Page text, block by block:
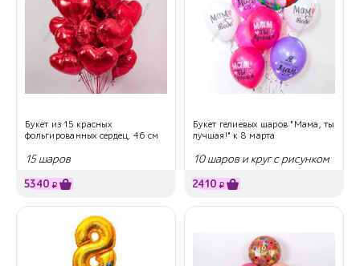
Букет из 15 красных
фольгированных сердец, 46 см
15 шаров
5340 ₽
Букет гелиевых шаров "Мама, ты
лучшая!" к 8 марта
10 шаров и круг с рисунком
2410 ₽